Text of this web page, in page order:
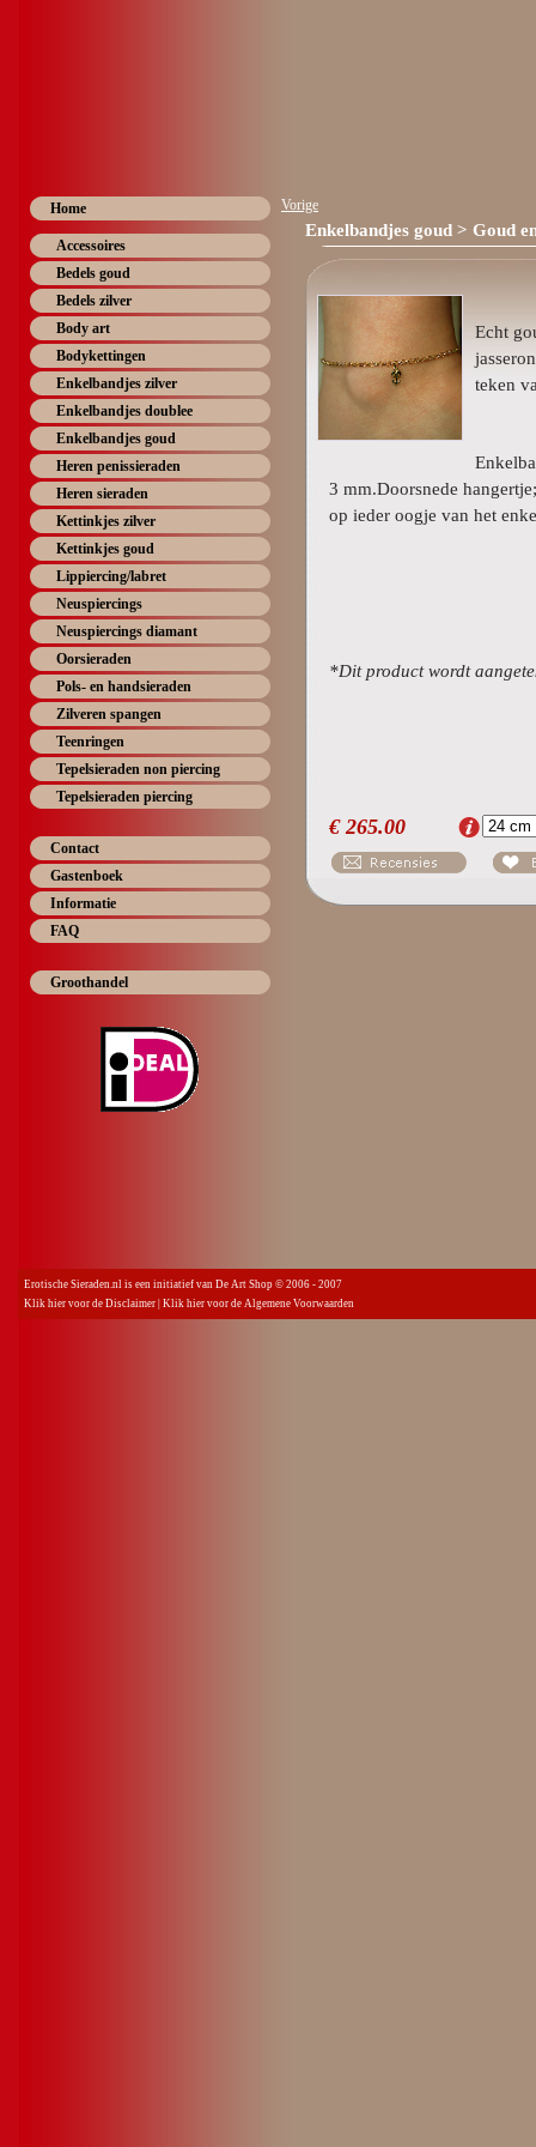
Home
Accessoires
Bedels goud
Bedels zilver
Body art
Bodykettingen
Enkelbandjes zilver
Enkelbandjes doublee
Enkelbandjes goud
Heren penissieraden
Heren sieraden
Kettinkjes zilver
Kettinkjes goud
Lippiercing/labret
Neuspiercings
Neuspiercings diamant
Oorsieraden
Pols- en handsieraden
Zilveren spangen
Teenringen
Tepelsieraden non piercing
Tepelsieraden piercing
Contact
Gastenboek
Informatie
FAQ
Groothandel
Vorige
Enkelbandjes goud > Goud
Echt
teken
3 mm.Doorsnede
op ieder oogje van het
*Dit product wordt
€265.00
Erotische Sieraden.nl is een initiatief van De Art Shop © 2006 - 2007
Klik hier voor de Disclaimer Klik hier voor de Algemene Voorwaarden